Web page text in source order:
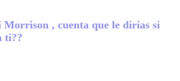
Morrison , cuenta que le dirias si
ti??